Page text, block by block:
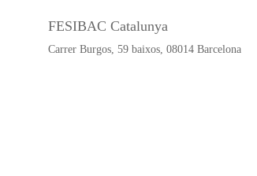
FESIBAC Catalunya
Carrer Burgos, 59 baixos, 08014 Barcelona